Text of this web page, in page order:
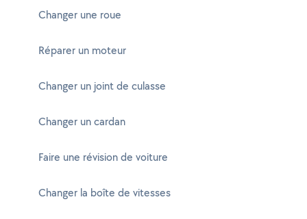
Changer une roue
Réparer un moteur
Changer un joint de culasse
Changer un cardan
Faire une révision de voiture
Changer la boîte de vitesses